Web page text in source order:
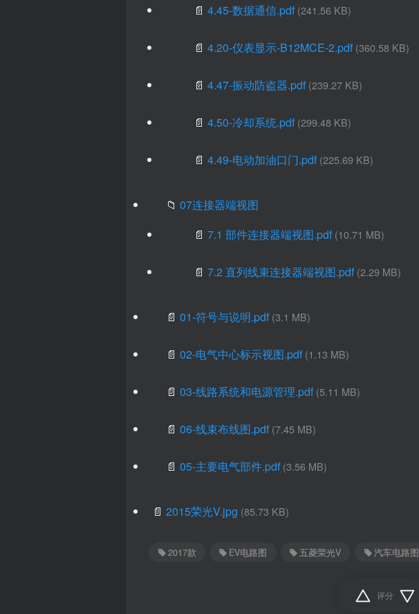
📄 4.45-数据通信.pdf (241.56 KB)
📄 4.20-仪表显示-B12MCE-2.pdf (360.58 KB)
📄 4.47-振动防盗器.pdf (239.27 KB)
📄 4.50-冷却系统.pdf (299.48 KB)
📄 4.49-电动加油口门.pdf (225.69 KB)
📁 07连接器端视图
📄 7.1 部件连接器端视图.pdf (10.71 MB)
📄 7.2 直列线束连接器端视图.pdf (2.29 MB)
📄 01-符号与说明.pdf (3.1 MB)
📄 02-电气中心标示视图.pdf (1.13 MB)
📄 03-线路系统和电源管理.pdf (5.11 MB)
📄 06-线束布线图.pdf (7.45 MB)
📄 05-主要电气部件.pdf (3.56 MB)
📄 2015荣光V.jpg (85.73 KB)
2017款 EV电路图 五菱荣光V 汽车电路图
评分